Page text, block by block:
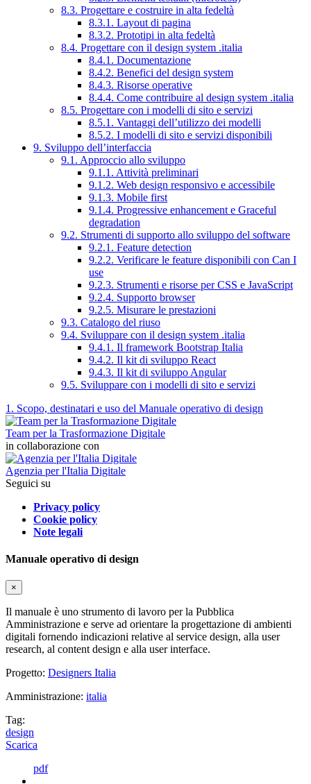
8.3. Progettare e costruire in alta fedeltà
8.3.1. Layout di pagina
8.3.2. Prototipi in alta fedeltà
8.4. Progettare con il design system .italia
8.4.1. Documentazione
8.4.2. Benefici del design system
8.4.3. Risorse operative
8.4.4. Come contribuire al design system .italia
8.5. Progettare con i modelli di sito e servizi
8.5.1. Vantaggi dell’utilizzo dei modelli
8.5.2. I modelli di sito e servizi disponibili
9. Sviluppo dell’interfaccia
9.1. Approccio allo sviluppo
9.1.1. Attività preliminari
9.1.2. Web design responsivo e accessibile
9.1.3. Mobile first
9.1.4. Progressive enhancement e Graceful
degradation
9.2. Strumenti di supporto allo sviluppo del software
9.2.1. Feature detection
9.2.2. Verificare le feature disponibili con Can I
use
9.2.3. Strumenti e risorse per CSS e JavaScript
9.2.4. Supporto browser
9.2.5. Misurare le prestazioni
9.3. Catalogo del riuso
9.4. Sviluppare con il design system .italia
9.4.1. Il framework Bootstrap Italia
9.4.2. Il kit di sviluppo React
9.4.3. Il kit di sviluppo Angular
9.5. Sviluppare con i modelli di sito e servizi
1. Scopo, destinatari e uso del Manuale operativo di design
Team per la Trasformazione Digitale
in collaborazione con
Agenzia per l'Italia Digitale
Seguici su
Privacy policy
Cookie policy
Note legali
Manuale operativo di design
×
Il manuale è uno strumento di lavoro per la Pubblica
Amministrazione e serve ad orientare la progettazione di ambienti
digitali fornendo indicazioni relative al service design, alla user
research, al content design e alla user interface.
Progetto: Designers Italia
Amministrazione: italia
Tag:
design
Scarica
pdf